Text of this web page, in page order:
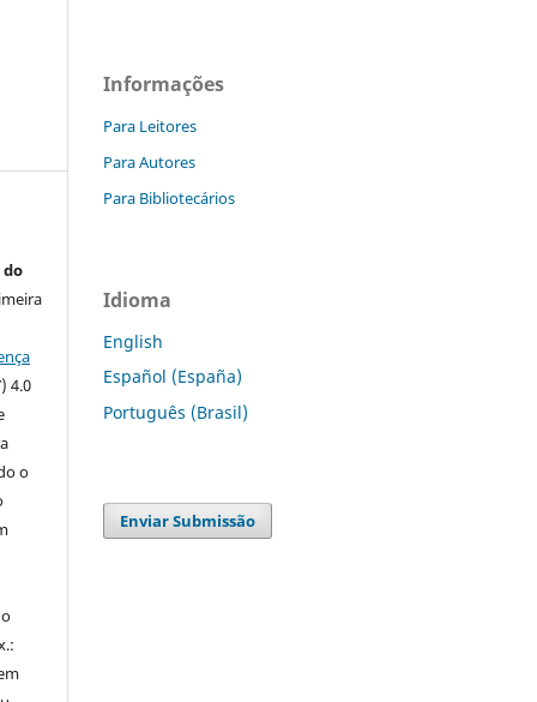
do
4.0
o
Informações
Para Leitores
Para Autores
Para Bibliotecários
Idioma
English
Español (España)
Português (Brasil)
Enviar Submissão